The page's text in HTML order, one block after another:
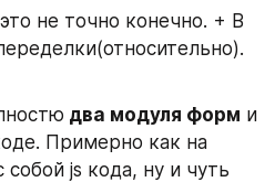
не точно конечно. + В
два модуля форм
Примерно как на
js кода, ну и чуть